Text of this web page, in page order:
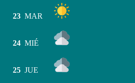
23 MAR
24 MIÉ
25 JUE